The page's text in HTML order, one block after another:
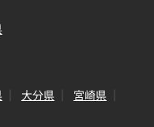
大分県
宮崎県